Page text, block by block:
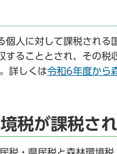
人に対して課税される
ることとされ、その税
詳しくは令和6年度から
税が課税さ